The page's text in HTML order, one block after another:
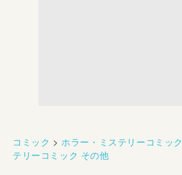
コミック > ホラー・ミステリーコミック
テリーコミック その他